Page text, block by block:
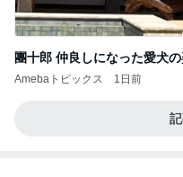
團十郎 仲良しになった愛犬
Amebaトピックス 1日前